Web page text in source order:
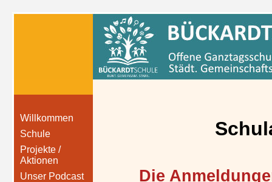
Willkommen
Schule
Projekte /
Aktionen
Unser Podcast
Die